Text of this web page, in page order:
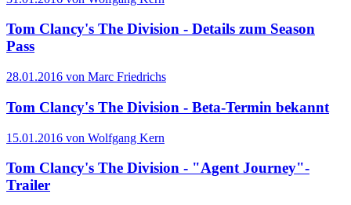
Tom Clancy's The Division - Details zum Season
Pass
28.01.2016 von Marc Friedrichs
Tom Clancy's The Division - Beta-Termin bekannt
15.01.2016 von Wolfgang Kern
Tom Clancy's The Division - "Agent Journey"-
Trailer